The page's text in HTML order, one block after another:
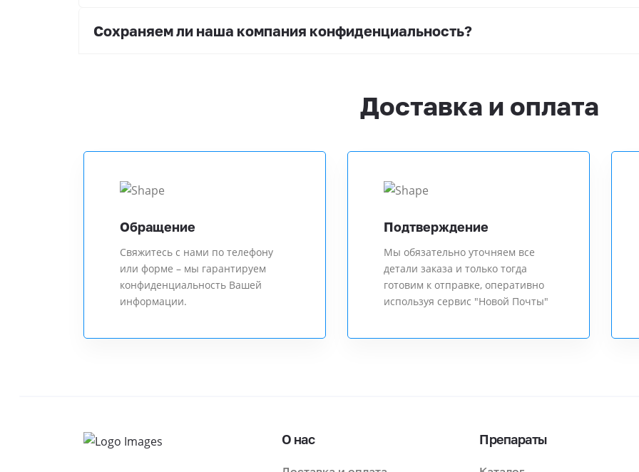
Сохраняем ли наша компания конфиденциальность?
Доставка и оплата
Обращение
Свяжитесь с нами по телефону
или форме – мы гарантируем
конфиденциальность Вашей
информации.
Подтверждение
Мы обязательно уточняем все
детали заказа и только тогда
готовим к отправке, оперативно
используя сервис "Новой Почты"
О нас Препараты